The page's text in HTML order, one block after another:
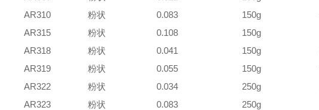
AR310
粉状 0.083
150g
AR315
粉状 0.108
150g
AR318
粉状 0.041
150g
AR319
粉状 0.055
150g
AR322
粉状 0.034
250g
AR323
粉状 0.083
250g